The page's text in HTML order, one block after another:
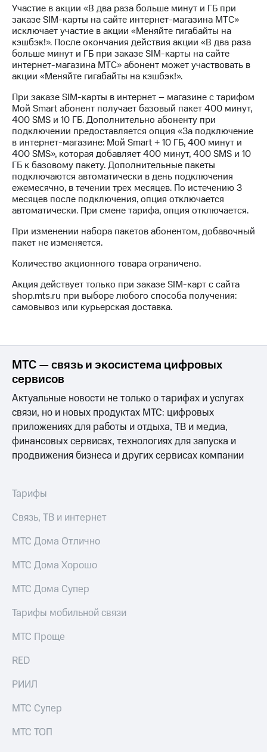
SIM-
карту
Перейти
на
eSIM
Выберите
и подключите
ТВ
с выгодным
тарифом
Тарифы
Интернет,
ТВ и телефон
для дома
Услуги
Акции
Домашний
интернет
ТВ
телефон
Перейти
в МТС
со своим
номером
МТС
на гигабайты
интернета,
фильмы,
музыка
и многое
другое
Семейная
подписки
доступ
Услуги
Личный
кабинет
интернета
и
ТВ
кабинет
спутникового
ТВ
Скачать
приложение
Мой
МТС
Акции
Видеонаблюдение
для дома
290 ₽/
мес
МТС
Premium
Подписка
фильмы,
музыка
и многое
другое
Семейная
группа
Скидка
на тарифы,
общие
безопасности
Всё
рукой
что
КИОН
КИОН
Музыка
Участие в акции «В два раза больше минут и ГБ при
заказе SIM-карты на сайте интернет-магазина МТС»
исключает участие в акции «Меняйте гигабайты на
кэшбэк!». После окончания действия акции «В два раза
больше минут и ГБ при заказе SIM-карты на сайте
интернет-магазина МТС» абонент может участвовать в
акции «Меняйте гигабайты на кэшбэк!».
При заказе SIM-карты в интернет – магазине с тарифом
Мой Smart абонент получает базовый пакет 400 минут,
400 SMS и 10 ГБ. Дополнительно абоненту при
подключении предоставляется опция «За подключение
в интернет-магазине: Мой Smart + 10 ГБ, 400 минут и
400 SMS», которая добавляет 400 минут, 400 SMS и 10
ГБ к базовому пакету. Дополнительные пакеты
подключаются автоматически в день подключения
ежемесячно, в течении трех месяцев. По истечению 3
месяцев после подключения, опция отключается
автоматически. При смене тарифа, опция отключается.
При изменении набора пакетов абонентом, добавочный
пакет не изменяется.
Количество акционного товара ограничено.
Акция действует только при заказе SIM-карт с сайта
shop.mts.ru при выборе любого способа получения:
самовывоз или курьерская доставка.
МТС — связь и экосистема цифровых
сервисов
Актуальные новости не только о тарифах и услугах
связи, но и новых продуктах МТС: цифровых
приложениях для работы и отдыха, ТВ и медиа,
финансовых сервисах, технологиях для запуска и
продвижения бизнеса и других сервисах компании
Тарифы
Связь, ТВ и интернет
МТС Дома Отлично
МТС Дома Хорошо
МТС Дома Супер
Тарифы мобильной связи
МТС Проще
RED
РИИЛ
МТС Супер
МТС ТОП